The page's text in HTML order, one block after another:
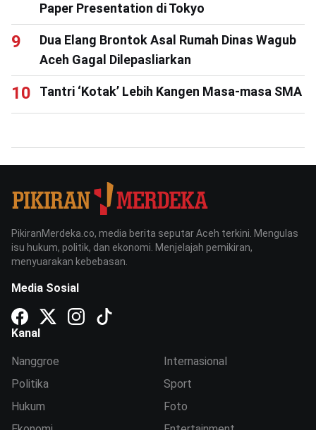
Paper Presentation di Tokyo
Dua Elang Brontok Asal Rumah Dinas Wagub
Aceh Gagal Dilepasliarkan
Tantri ‘Kotak’ Lebih Kangen Masa-masa SMA
PikiranMerdeka.co, media berita seputar Aceh terkini. Mengulas
isu hukum, politik, dan ekonomi. Menjelajah pemikiran,
menyuarakan kebebasan.
Media Sosial
Kanal
Nanggroe
Politika
Hukum
Internasional
Sport
Foto